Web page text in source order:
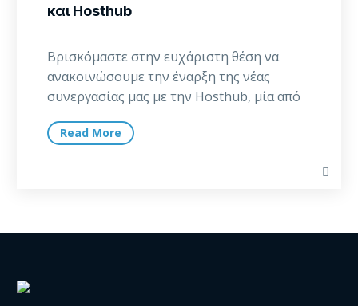
και Hosthub
Βρισκόμαστε στην ευχάριστη θέση να
ανακοινώσουμε την έναρξη της νέας
συνεργασίας μας με την Hosthub, μία από
Read More